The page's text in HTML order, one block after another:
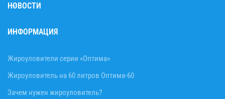
НОВОСТИ
ИНФОРМАЦИЯ
Жироуловители серии «Оптима»
Жироуловитель на 60 литров Оптима-60
Зачем нужен жироуловитель?